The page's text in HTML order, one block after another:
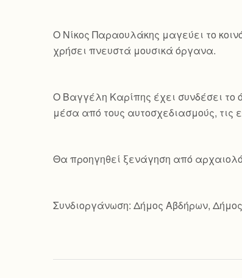
Ο Νίκος Παραουλάκης μαγεύει το
χρήσει πνευστά μουσικά όργανα.
Ο Βαγγέλη Καρίπης έχει συνδέσει το
μέσα από τους αυτοσχεδιασμούς, τις
Θα προηγηθεί ξενάγηση από
Συνδιοργάνωση: Δήμος Αβδήρων,